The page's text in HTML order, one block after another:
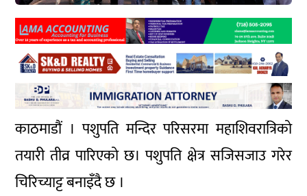
काठमाडौं । पशुपति मन्दिर परिसरमा महाशिवरात्रिको
तयारी तीव्र पारिएको छ। पशुपति क्षेत्र सजिसजाउ गरेर
चिरिच्याट्ट बनाइँदै छ ।